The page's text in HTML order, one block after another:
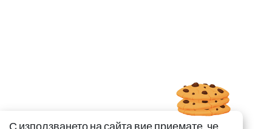
С използването на сайта вие приемате, че